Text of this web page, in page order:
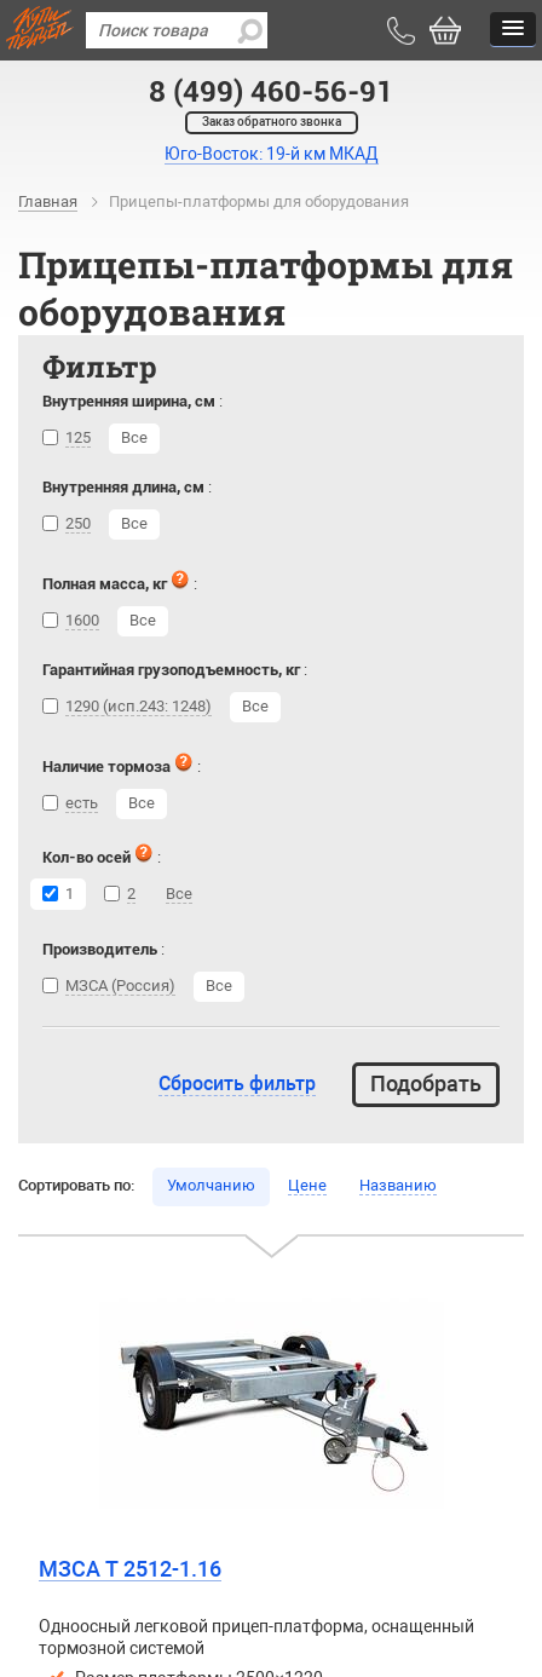
8 (499) 460-56-91
Заказ обратного звонка
Юго-Восток: 19-й км МКАД
Главная Прицепы-платформы для оборудования
Прицепы-платформы для
оборудования
Фильтр
Внутренняя ширина, см :
125
Все
Внутренняя длина, см :
250
Все
Полная масса, кг
:
1600
Все
Гарантийная грузоподъемность, кг:
1290 (исп.243: 1248)
Все
Наличие тормоза
:
есть
Все
Кол-во осей
:
1
2 Все
Производитель :
МЗСА (Россия)
Все
Сбросить фильтр
Сортировать по: Умолчанию Цене Названию
МЗСА T 2512-1.16
Одноосный легковой прицеп-платформа, оснащенный
тормозной системой